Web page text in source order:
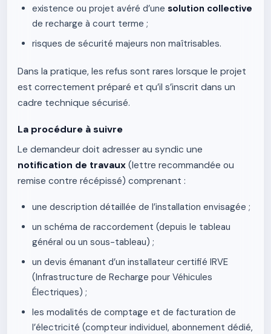
existence ou projet avéré d’une solution collective
de recharge à court terme ;
risques de sécurité majeurs non maîtrisables.
Dans la pratique, les refus sont rares lorsque le projet
est correctement préparé et qu’il s’inscrit dans un
cadre technique sécurisé.
La procédure à suivre
Le demandeur doit adresser au syndic une
notification de travaux (lettre recommandée ou
remise contre récépissé) comprenant :
une description détaillée de l’installation envisagée ;
un schéma de raccordement (depuis le tableau
général ou un sous-tableau) ;
un devis émanant d’un installateur certifié IRVE
(Infrastructure de Recharge pour Véhicules
Électriques) ;
les modalités de comptage et de facturation de
l’électricité (compteur individuel, abonnement dédié,